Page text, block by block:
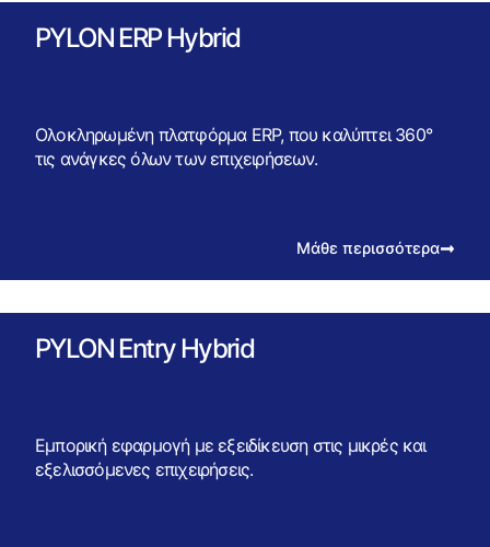
PYLON ERP Hybrid
Ολοκληρωμένη πλατφόρμα ERP, που καλύπτει 360°
τις ανάγκες όλων των επιχειρήσεων.
Μάθε περισσότερα
PYLON Entry Hybrid
Εμπορική εφαρμογή με εξειδίκευση στις μικρές και
εξελισσόμενες επιχειρήσεις.